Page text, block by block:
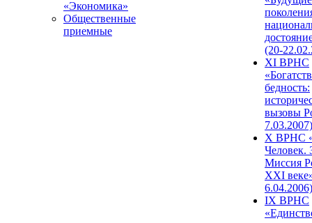
«Экономика»
Общественные
приемные
(20-
XI ВРНС
бедность:
вызовы
7.03.2007)
X ВРНС
Человек.
Миссия
XXI
6.04.2006)
IX ВРНС